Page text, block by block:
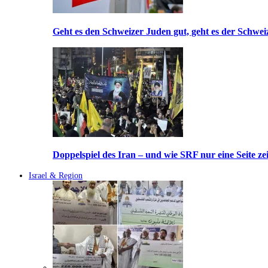
Geht es den Schweizer Juden gut, geht es der
Doppelspiel des Iran – und wie SRF nur eine Seite
Israel & Region